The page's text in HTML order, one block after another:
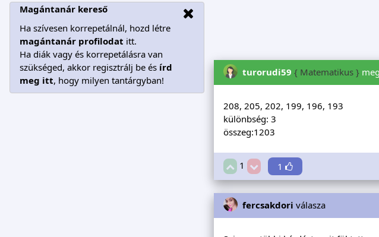
Magántanár kereső
Ha szívesen korrepetálnál, hozd létre
magántanár profilodat itt.
Ha diák vagy és korrepetálásra van
szükséged, akkor regisztrálj be és írd
meg itt, hogy milyen tantárgyban!
turorudi59 { Matematikus }
208, 205, 202, 199, 196, 193
különbség: 3
összeg:1203
1 1
fercsakdori válasza